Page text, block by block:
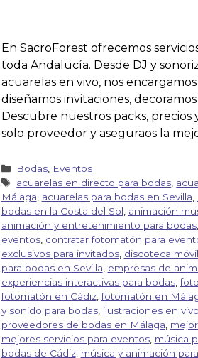
En SacroForest ofrecemos
toda Andalucía. Desde DJ y
acuarelas en vivo, nos
diseñamos invitaciones,
Descubre nuestros packs, precios
solo proveedor y aseguraos la
Bodas Eventos
acuarelas en directo para bodas
Málaga acuarelas para bodas en Sevilla
bodas en la Costa del Sol animación
animación y entretenimiento para bodas,
eventos, contratar fotomatón para
exclusivos para invitados, discoteca
para bodas en Sevilla empresas de
experiencias interactivas para bodas,
fotomatón en Cádiz,fotomatón en
y sonido para bodas, ilustraciones en
proveedores de bodas en Málaga
mejores servicios para eventos, música
bodas de Cádiz, música y animación